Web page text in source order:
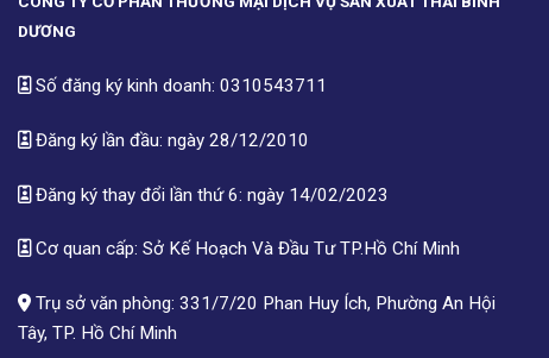
DƯƠNG
Số đăng ký kinh doanh: 0310543711
Đăng ký lần đầu: ngày 28/12/2010
Đăng ký thay đổi lần thứ 6: ngày 14/02/2023
Cơ quan cấp: Sở Kế Hoạch Và Đầu Tư TP.Hồ Chí Minh
Trụ sở văn phòng: 331/7/20 Phan Huy Ích, Phường An Hội
Tây, TP. Hồ Chí Minh